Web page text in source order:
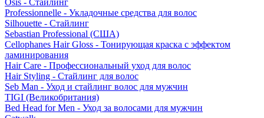
Osis - Стайлинг
Professionnelle - Укладочные средства для волос
Silhouette - Стайлинг
Sebastian Professional (США)
Cellophanes Hair Gloss - Тонирующая краска с эффектом
ламинирования
Hair Care - Профессиональный уход для волос
Hair Styling - Стайлинг для волос
Seb Man - Уход и стайлинг волос для мужчин
TIGI (Великобритания)
Bed Head for Men - Уход за волосами для мужчин